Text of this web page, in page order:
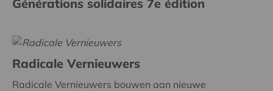
Générations solidaires 7e édition
Radicale Vernieuwers
Radicale Vernieuwers bouwen aan nieuwe